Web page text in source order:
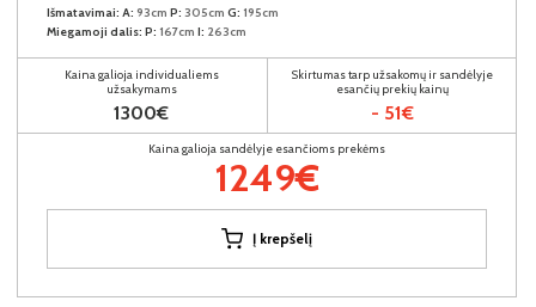
Išmatavimai: A: 93cm P: 305cm G: 195cm
Miegamoji dalis: P: 167cm I: 263cm
Kaina galioja individualiems
užsakymams
1300€
Skirtumas tarp užsakomų ir sandėlyje
esančių prekių kainų
- 51€
Kaina galioja sandėlyje esančioms prekėms
1249€
Į krepšelį